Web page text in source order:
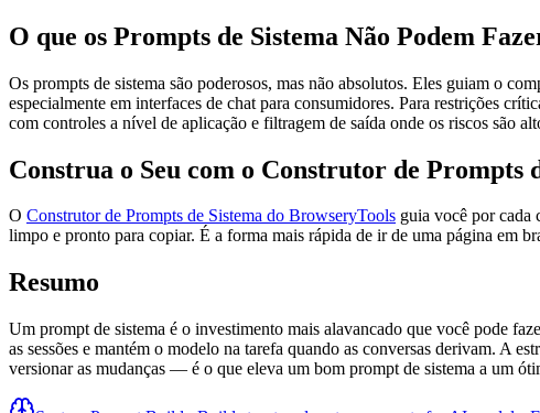
O que os Prompts de Sistema Não Podem
Os prompts de sistema são poderosos, mas não absolutos. Eles guiam o
especialmente em interfaces de chat para consumidores. Para restrições
com controles a nível de aplicação e filtragem de saída onde os riscos são
Construa o Seu com o Construtor de Prompts
O Construtor de Prompts de Sistema do BrowseryTools guia você por cada
limpo e pronto para copiar. É a forma mais rápida de ir de uma página em
Resumo
Um prompt de sistema é o investimento mais alavancado que você pode
as sessões e mantém o modelo na tarefa quando as conversas derivam. A
versionar as mudanças — é o que eleva um bom prompt de sistema a um